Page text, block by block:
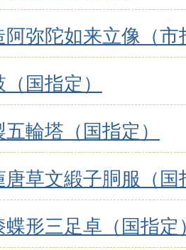
阿弥陀如来立像（市
国指定）
輪塔（国指定）
唐草文緞子胴服（国
蝶形三足卓（国指定